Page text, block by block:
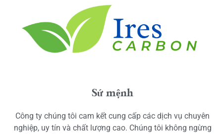
Sứ mệnh
Công ty chúng tôi cam kết cung cấp các dịch vụ chuyên
nghiệp, uy tín và chất lượng cao. Chúng tôi không ngừng